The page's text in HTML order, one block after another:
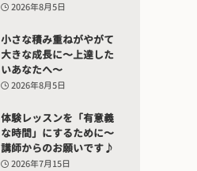
2026年8月5日
小さな積み重ねがやがて
大きな成長に〜上達した
いあなたへ〜
2026年8月5日
体験レッスンを「有意義
な時間」にするために〜
講師からのお願いです♪
2026年7月15日